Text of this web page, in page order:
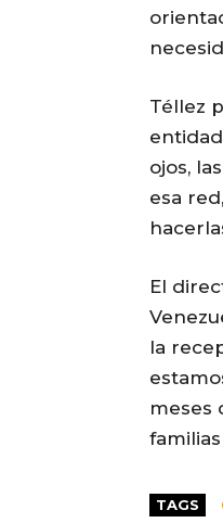
Téllez
ojos,
esa
El
la
meses
TAGS